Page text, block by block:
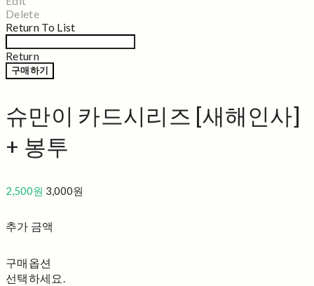
Delete
Return To List
Return
구매하기
슈만이 카드시리즈 [새해인사]
+ 봉투
2,500원 3,000원
추가 금액
구매옵션
선택하세요.